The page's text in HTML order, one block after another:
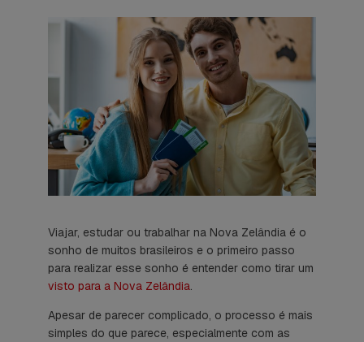
Viajar, estudar ou trabalhar na Nova Zelândia é o
sonho de muitos brasileiros e o primeiro passo
para realizar esse sonho é entender como tirar um
visto para a Nova Zelândia.
Apesar de parecer complicado, o processo é mais
simples do que parece, especialmente com as